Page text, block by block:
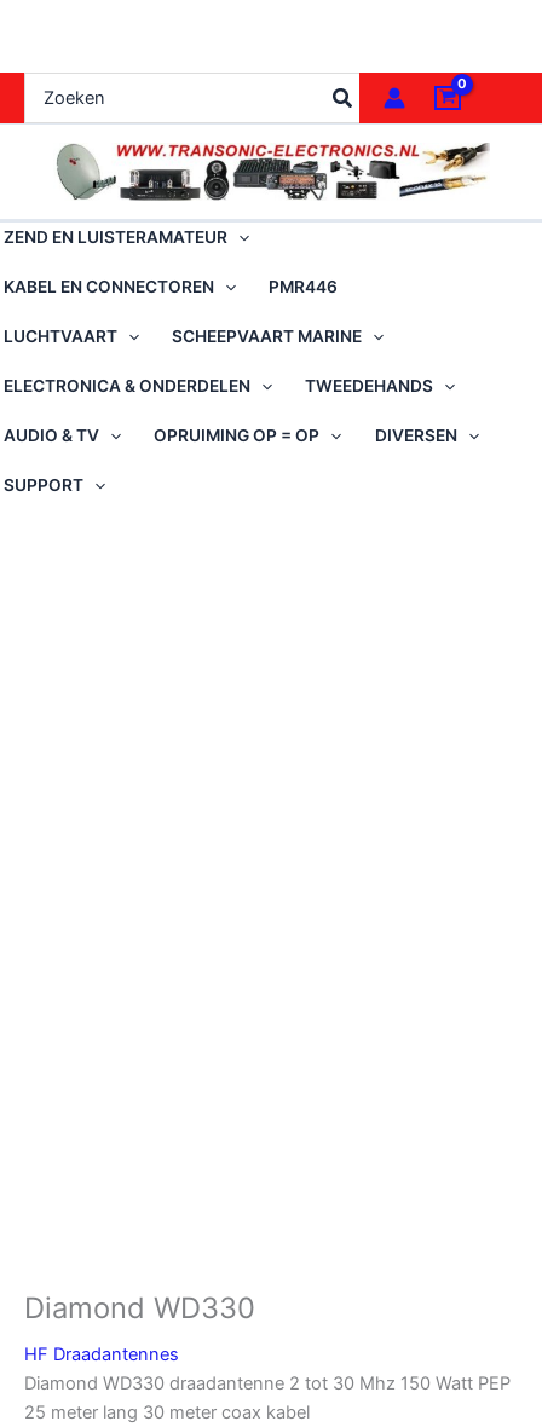
de
inhoud
naar:
ZEND EN LUISTERAMATEUR
KABEL EN CONNECTOREN PMR446
LUCHTVAART SCHEEPVAART MARINE
ELECTRONICA & ONDERDELEN TWEEDEHANDS
AUDIO & TV OPRUIMING OP = OP DIVERSEN
SUPPORT
Diamond WD330
HF Draadantennes
Diamond WD330 draadantenne 2 tot 30 Mhz 150 Watt PEP
25 meter lang 30 meter coax kabel